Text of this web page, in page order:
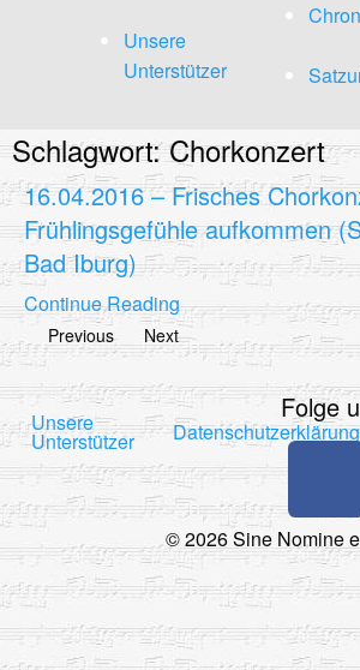
Unsere
Unterstützer
Schlagwort:Chorkonzert
16.04.2016 – Frisches
Frühlingsgefühle aufkommen
Bad Iburg)
Continue Reading
Seitennummerierung
der
Beiträge
Previous Next
Unsere
Unterstützer Datenschutzerklärung
Folge
© 2026 Sine Nomine